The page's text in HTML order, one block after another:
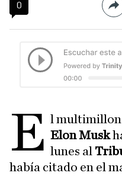
0
E l
Elon Musk
lunes al
había citado en el